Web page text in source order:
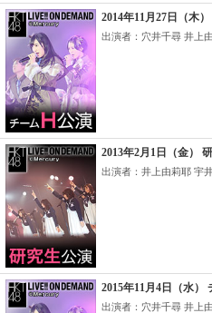
2014年11月27日（木
出演者：穴井千尋 井上
2013年2月1日（金）
出演者：井上由莉耶 宇
2015年11月4日（水）
出演者：穴井千尋 井上